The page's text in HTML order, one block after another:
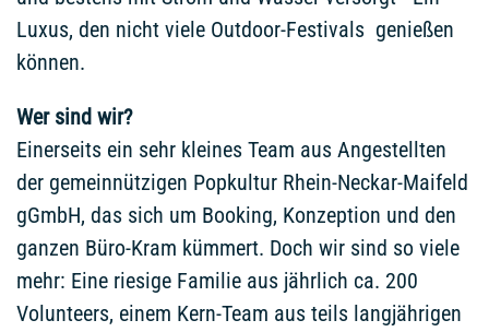
Luxus, den nicht viele Outdoor-Festivals genießen
können.
Wer sind wir?
Einerseits ein sehr kleines Team aus Angestellten
der gemeinnützigen Popkultur Rhein-Neckar-Maifeld
gGmbH, das sich um Booking, Konzeption und den
ganzen Büro-Kram kümmert. Doch wir sind so viele
mehr: Eine riesige Familie aus jährlich ca. 200
Volunteers, einem Kern-Team aus teils langjährigen